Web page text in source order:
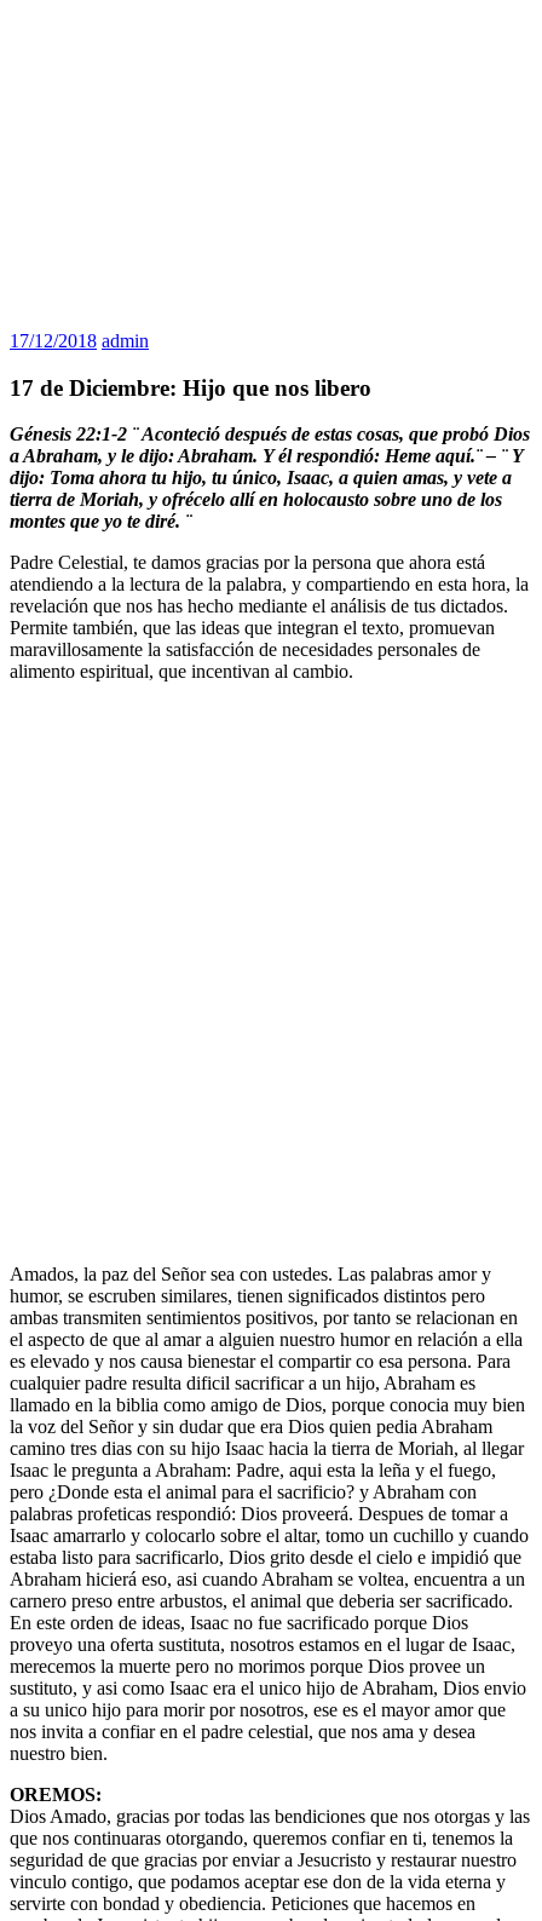
17/12/2018 admin
17 de Diciembre: Hijo que nos libero
Génesis 22:1-2 ¨ Aconteció después de estas cosas, que probó Dios
a Abraham, y le dijo: Abraham. Y él respondió: Heme aquí.¨ – ¨ Y
dijo: Toma ahora tu hijo, tu único, Isaac, a quien amas, y vete a
tierra de Moriah, y ofrécelo allí en holocausto sobre uno de los
montes que yo te diré. ¨
Padre Celestial, te damos gracias por la persona que ahora está
atendiendo a la lectura de la palabra, y compartiendo en esta hora, la
revelación que nos has hecho mediante el análisis de tus dictados.
Permite también, que las ideas que integran el texto, promuevan
maravillosamente la satisfacción de necesidades personales de
alimento espiritual, que incentivan al cambio.
Amados, la paz del Señor sea con ustedes. Las palabras amor y
humor, se escruben similares, tienen significados distintos pero
ambas transmiten sentimientos positivos, por tanto se relacionan en
el aspecto de que al amar a alguien nuestro humor en relación a ella
es elevado y nos causa bienestar el compartir co esa persona. Para
cualquier padre resulta dificil sacrificar a un hijo, Abraham es
llamado en la biblia como amigo de Dios, porque conocia muy bien
la voz del Señor y sin dudar que era Dios quien pedia Abraham
camino tres dias con su hijo Isaac hacia la tierra de Moriah, al llegar
Isaac le pregunta a Abraham: Padre, aqui esta la leña y el fuego,
pero ¿Donde esta el animal para el sacrificio? y Abraham con
palabras profeticas respondió: Dios proveerá. Despues de tomar a
Isaac amarrarlo y colocarlo sobre el altar, tomo un cuchillo y cuando
estaba listo para sacrificarlo, Dios grito desde el cielo e impidió que
Abraham hicierá eso, asi cuando Abraham se voltea, encuentra a un
carnero preso entre arbustos, el animal que deberia ser sacrificado.
En este orden de ideas, Isaac no fue sacrificado porque Dios
proveyo una oferta sustituta, nosotros estamos en el lugar de Isaac,
merecemos la muerte pero no morimos porque Dios provee un
sustituto, y asi como Isaac era el unico hijo de Abraham, Dios envio
a su unico hijo para morir por nosotros, ese es el mayor amor que
nos invita a confiar en el padre celestial, que nos ama y desea
nuestro bien.
OREMOS:
Dios Amado, gracias por todas las bendiciones que nos otorgas y las
que nos continuaras otorgando, queremos confiar en ti, tenemos la
seguridad de que gracias por enviar a Jesucristo y restaurar nuestro
vinculo contigo, que podamos aceptar ese don de la vida eterna y
servirte con bondad y obediencia. Peticiones que hacemos en